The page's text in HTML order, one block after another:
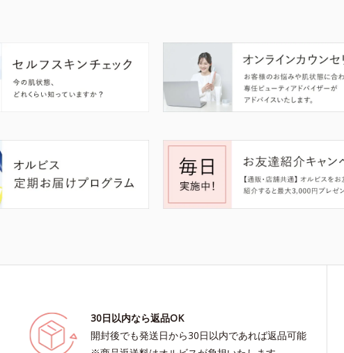
30日以内なら返品OK
開封後でも発送日から30日以内であれば返品可能